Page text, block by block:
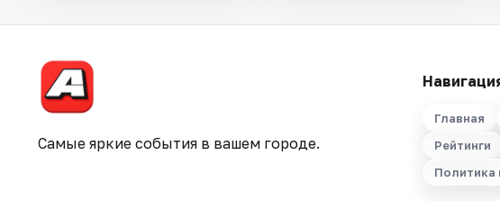
Самые яркие события в вашем городе.
Главная
Рейтинги
Политика